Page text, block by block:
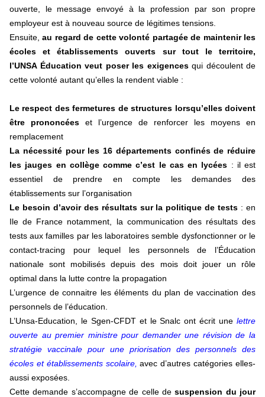
ouverte, le message envoyé à la profession par son propre
employeur est à nouveau source de légitimes tensions.
Ensuite,au regard de cette volonté partagée de maintenir les
écoles et établissements ouverts sur tout le territoire,
l’UNSA Éducation veut poser les exigencesqui découlent de
cette volonté autant qu’elles la rendent viable :
Le respect des fermetures de structures lorsqu’elles doivent
être prononcées et l’urgence de renforcer les moyens en
remplacement
La nécessité pour les 16 départements confinés de réduire
les jauges en collège comme c’est le cas en lycées : il est
essentiel de prendre en compte les demandes des
établissements sur l’organisation
Le besoin d’avoir des résultats sur la politique de tests : en
Ile de France notamment, la communication des résultats des
tests aux familles par les laboratoires semble dysfonctionner or le
contact-tracing pour lequel les personnels de l’Éducation
nationale sont mobilisés depuis des mois doit jouer un rôle
optimal dans la lutte contre la propagation
L’urgence de connaitre les éléments du plan de vaccination des
personnels de l’éducation.
L’Unsa-Education, le Sgen-CFDT et le Snalc ont écrit une lettre
ouverte au premier ministre pour demander une révision de la
stratégie vaccinale pour une priorisation des personnels des
écoles et établissements scolaire, avec d’autres catégories elles-
aussi exposées.
Cette demande s’accompagne de celle desuspension du jour